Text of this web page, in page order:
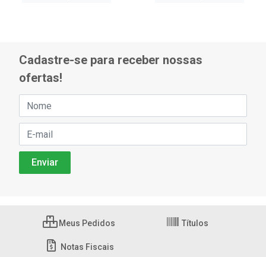
Cadastre-se para receber nossas
ofertas!
Meus Pedidos Títulos
Notas Fiscais